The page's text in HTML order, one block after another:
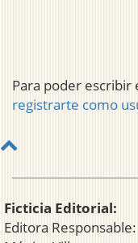
Para poder escribir
registrarte como
Ficticia Editorial:
Editora Responsable: